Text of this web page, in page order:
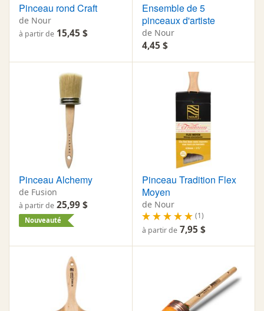
Pinceau rond Craft
de Nour
à partir de 15,45 $
Ensemble de 5
pinceaux d'artiste
de Nour
4,45 $
Pinceau Alchemy
de Fusion
à partir de 25,99 $
Nouveauté
Pinceau Tradition Flex
Moyen
de Nour
(1)
à partir de 7,95 $